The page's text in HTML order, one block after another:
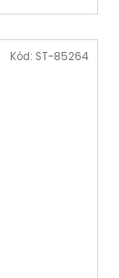
Kód: ST-85264